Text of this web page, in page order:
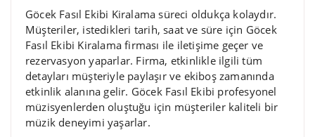
Göcek Fasıl Ekibi Kiralama süreci oldukça kolaydır.
Müşteriler, istedikleri tarih, saat ve süre için Göcek
Fasıl Ekibi Kiralama firması ile iletişime geçer ve
rezervasyon yaparlar. Firma, etkinlikle ilgili tüm
detayları müşteriyle paylaşır ve ekiboş zamanında
etkinlik alanına gelir. Göcek Fasıl Ekibi profesyonel
müzisyenlerden oluştuğu için müşteriler kaliteli bir
müzik deneyimi yaşarlar.